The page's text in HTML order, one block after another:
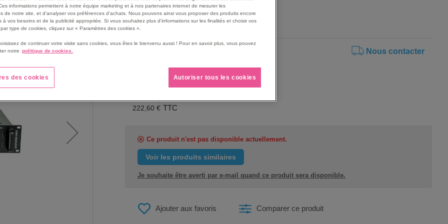
Vu-mètres à LED pour chaque canal
Voir le descriptif complet
Nous contacter
222,60 €
Ce produit n'est pas disponible actuellement.
Voir les produits similaires
Je souhaite être averti par e-mail quand ce produit sera disponible.
Ajouter aux favoris Comparer ce produit
informations permettent à notre équipe marketing et à nos partenaires internet de mesurer les
de notre site, et d'analyser vos préférences d'achats. Nous pouvons ainsi vous proposer des produits encore
à vos besoins et de la publicité appropriée. Si vous souhaitez plus d'informations sur les finalités et choisir vos
type de cookies, cliquez sur « Paramètres des cookies ».
de continuer votre visite sans cookies, vous êtes le bienvenu aussi ! Pour en savoir plus, vous pouvez
notre politique de cookies.
des cookies Autoriser tous les cookies